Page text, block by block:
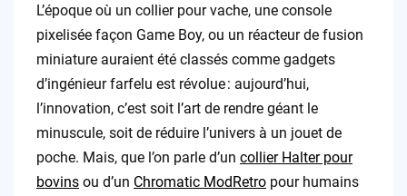
L’époque où un collier pour vache, une console
pixelisée façon Game Boy, ou un réacteur de fusion
miniature auraient été classés comme gadgets
d’ingénieur farfelu est révolue : aujourd’hui,
l’innovation, c’est soit l’art de rendre géant le
minuscule, soit de réduire l’univers à un jouet de
poche. Mais, que l’on parle d’un collier Halter pour
bovinsou d’un Chromatic ModRetropour humains